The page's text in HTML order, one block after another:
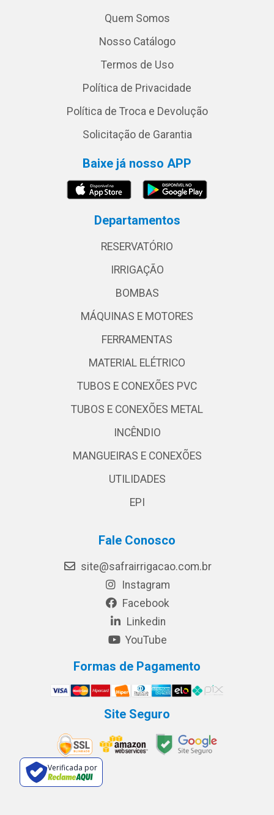
Quem Somos
Nosso Catálogo
Termos de Uso
Política de Privacidade
Política de Troca e Devolução
Solicitação de Garantia
Baixe já nosso APP
Departamentos
RESERVATÓRIO
IRRIGAÇÃO
BOMBAS
MÁQUINAS E MOTORES
FERRAMENTAS
MATERIAL ELÉTRICO
TUBOS E CONEXÕES PVC
TUBOS E CONEXÕES METAL
INCÊNDIO
MANGUEIRAS E CONEXÕES
UTILIDADES
EPI
Fale Conosco
site@safrairrigacao.com.br
Instagram
Facebook
Linkedin
YouTube
Formas de Pagamento
Site Seguro
Verificada por